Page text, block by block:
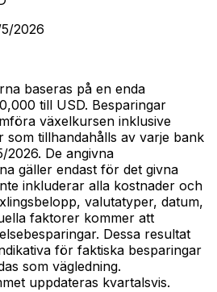
2026
baseras på en enda
till USD. Besparingar
växelkursen inklusive
som tillhandahålls av varje bank
2026. De angivna
gäller endast för det givna
inkluderar alla kostnader och
valutatyper, datum,
faktorer kommer att
Dessa resultat
för faktiska besparingar
som vägledning.
uppdateras kvartalsvis.